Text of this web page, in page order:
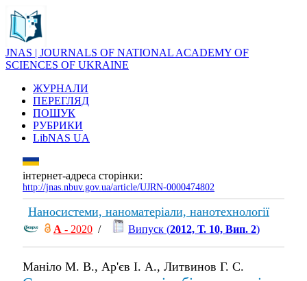
JNAS | JOURNALS OF NATIONAL ACADEMY OF
SCIENCES OF UKRAINE
ЖУРНАЛИ
ПЕРЕГЛЯД
ПОШУК
РУБРИКИ
LibNAS UA
інтернет-адреса сторінки:
http://jnas.nbuv.gov.ua/article/UJRN-0000474802
Наносистеми, наноматеріали, нанотехнології
А - 2020 / Випуск (2012, Т. 10, Вип. 2)
Маніло М. В., Ар'єв І. А., Литвинов Г. С.